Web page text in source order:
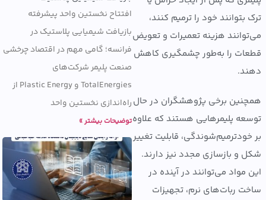
خود را ترمیم کنند،
هزینه تعمیرات و تعویض
را به‌طور چشمگیری کاهش
برخی پژوهشگران در حال
پلیمرهایی هستند که علاوه
قابلیت تغییر
بازسازی مجدد نیز دارند.
می‌توانند در آینده در
ربات‌های نرم، تجهیزات
افتتاح نخستین واحد پیشرفته
بازیافت شیمیایی پلاستیک در
فرانسه؛ گامی مهم در اقتصاد چرخشی
صنعت پلیمر شرکت‌های
TotalEnergies و Plastic Energy از
راه‌اندازی نخستین واحد
توضیحات بیشتر »